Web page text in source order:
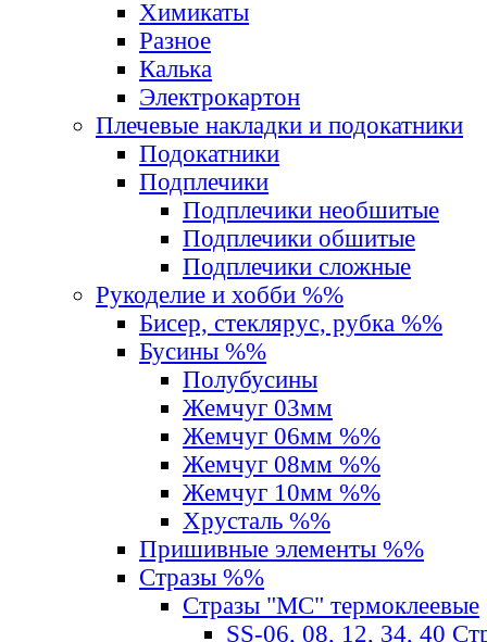
Химикаты
Разное
Калька
Электрокартон
Плечевые накладки и подокатники
Подокатники
Подплечики
Подплечики необшитые
Подплечики обшитые
Подплечики сложные
Рукоделие и хобби %%
Бисер, стеклярус, рубка %%
Бусины %%
Полубусины
Жемчуг 03мм
Жемчуг 06мм %%
Жемчуг 08мм %%
Жемчуг 10мм %%
Хрусталь %%
Пришивные элементы %%
Стразы %%
Стразы "MС" термоклеевые
SS-06, 08, 12, 34, 40